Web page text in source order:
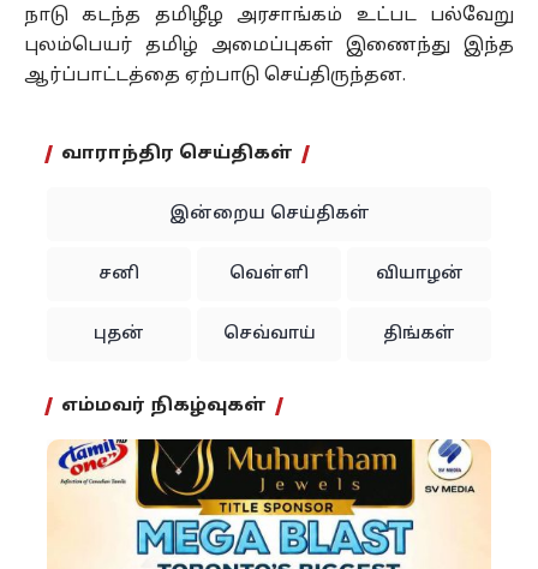
நாடு கடந்த தமிழீழ அரசாங்கம் உட்பட பல்வேறு
புலம்பெயர் தமிழ் அமைப்புகள் இணைந்து இந்த
ஆர்ப்பாட்டத்தை ஏற்பாடு செய்திருந்தன.
வாராந்திர செய்திகள்
இன்றைய செய்திகள்
சனி வெள்ளி வியாழன்
புதன் செவ்வாய் திங்கள்
எம்மவர் நிகழ்வுகள்